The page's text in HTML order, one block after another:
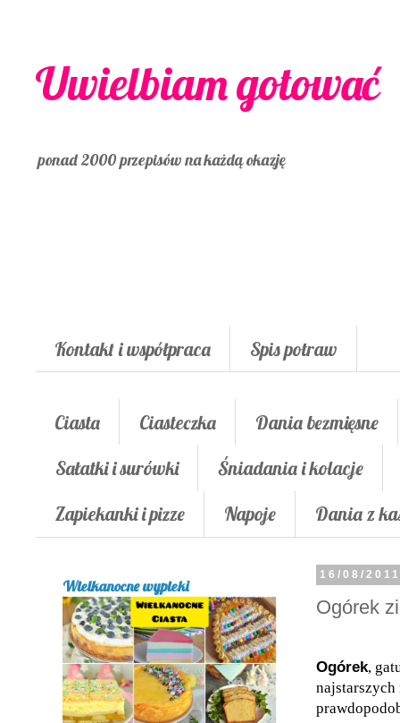
Uwielbiam gotować
ponad 2000 przepisów na każdą okazję
Kontakt i współpraca Spis potraw
Ciasta Ciasteczka
Dania bezmięsne
Sałatki i surówki
Śniadania i kolacje
Zapiekanki i pizze
Napoje Dania z
16/08/
Ogórek
Ogórek,
Wielkanocne wypieki